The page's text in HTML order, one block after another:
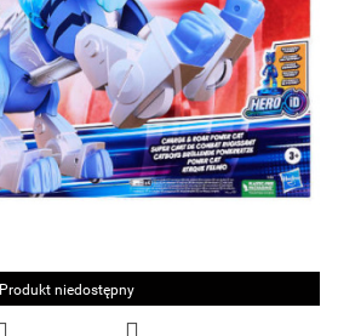
Produkt niedostępny